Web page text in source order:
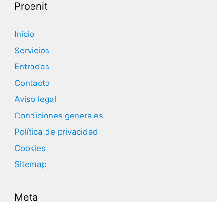
Proenit
Inicio
Servicios
Entradas
Contacto
Aviso legal
Condiciones generales
Política de privacidad
Cookies
Sitemap
Meta